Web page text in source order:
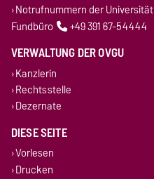
Notrufnummern der Universität
Fundbüro
+49 391 67-54444
VERWALTUNG DER OVGU
Kanzlerin
Rechtsstelle
Dezernate
DIESE SEITE
Vorlesen
Drucken